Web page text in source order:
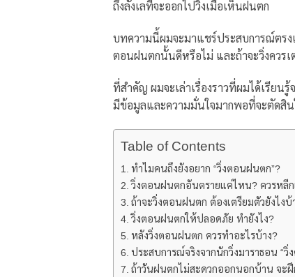
ถึงลังเลที่จะออกไปวิ่งเมื่อเห็นฝนตก
บทความนี้ผมจะมาแชร์ประสบการณ์ตรง
ตอนฝนตกนั้นดีหรือไม่ และถ้าจะวิ่งควร
ที่สำคัญ ผมจะเล่าเรื่องราวที่ผมได้เรียน
มีข้อมูลและความมั่นใจมากพอที่จะตัดสิ
Table of Contents
ทำไมคนถึงยังอยาก “วิ่งตอนฝนตก”?
วิ่งตอนฝนตกอันตรายแค่ไหน? ควรหลี
ถ้าจะวิ่งตอนฝนตก ต้องเตรียมตัวยังไงบ้
วิ่งตอนฝนตกให้ปลอดภัย ทำยังไง?
หลังวิ่งตอนฝนตก ควรทำอะไรบ้าง?
ประสบการณ์จริงจากนักวิ่งมาราธอน “
ถ้าวันฝนตกไม่สะดวกออกนอกบ้าน จะฝึ